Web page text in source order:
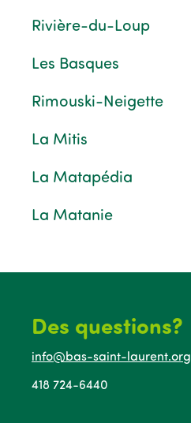
Rivière-du-Loup
Les Basques
Rimouski-Neigette
La Mitis
La Matapédia
La Matanie
Des questions?
info@bas-saint-laurent.org
418 724-6440